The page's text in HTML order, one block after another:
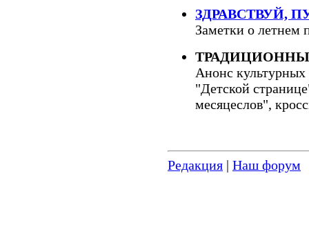
ЗДРАВСТВУЙ,
Заметки о летнем
Анонс
"Детской
месяцеслов",
Редакция | Наш форум